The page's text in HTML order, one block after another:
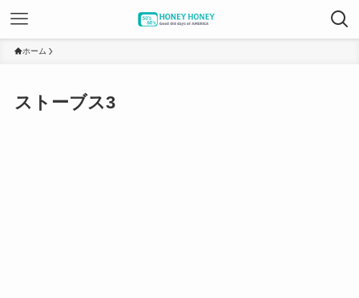
ホーム
ストーブス3